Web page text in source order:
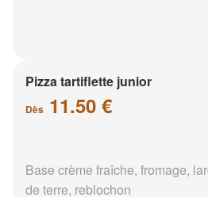
Pizza tartiflette junior
Dès 11.50 €
Base crème fraîche, fromage,
de terre, reblochon